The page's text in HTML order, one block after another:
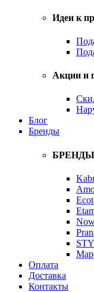
Идеи к
Акции и
Блог
Бренды
БРЕНДЫ
Оплата
Доставка
Контакты